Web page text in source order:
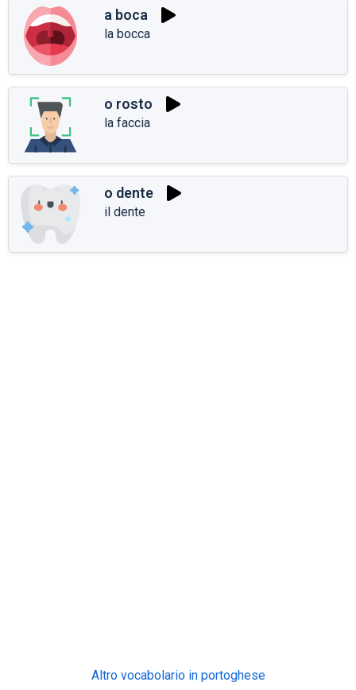
a boca
la bocca
o rosto
la faccia
o dente
il dente
Altro vocabolario in portoghese